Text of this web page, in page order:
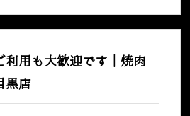
利用も大歓迎です｜焼肉
黒店